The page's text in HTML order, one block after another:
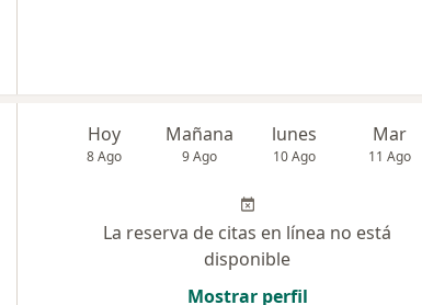
Hoy
8 Ago
Mañana
9 Ago
lunes
10 Ago
Mar
11 Ago
La reserva de citas en línea no está
disponible
Mostrar perfil